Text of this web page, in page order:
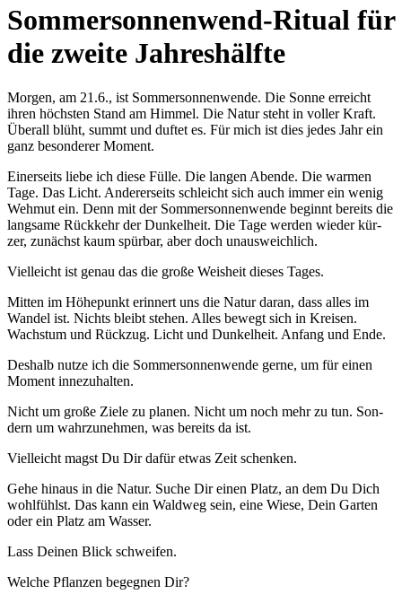
Sommersonnenwend-Ritual für
die zweite Jahreshälfte
Mor­gen, am 21.6., ist Som­mer­son­nen­wen­de. Die Son­ne erreicht
ihren höchs­ten Stand am Him­mel. Die Natur steht in vol­ler Kraft.
Über­all blüht, summt und duf­tet es. Für mich ist dies jedes Jahr ein
ganz beson­de­rer Moment.
Einer­seits lie­be ich die­se Fül­le. Die lan­gen Aben­de. Die war­men
Tage. Das Licht. Ande­rer­seits schleicht sich auch immer ein wenig
Weh­mut ein. Denn mit der Som­mer­son­nen­wen­de beginnt bereits die
lang­sa­me Rück­kehr der Dun­kel­heit. Die Tage wer­den wie­der kür­
zer, zunächst kaum spür­bar, aber doch unausweichlich.
Viel­leicht ist genau das die gro­ße Weis­heit die­ses Tages.
Mit­ten im Höhe­punkt erin­nert uns die Natur dar­an, dass alles im
Wan­del ist. Nichts bleibt ste­hen. Alles bewegt sich in Krei­sen.
Wachs­tum und Rück­zug. Licht und Dun­kel­heit. Anfang und Ende.
Des­halb nut­ze ich die Som­mer­son­nen­wen­de ger­ne, um für einen
Moment innezuhalten.
Nicht um gro­ße Zie­le zu pla­nen. Nicht um noch mehr zu tun. Son­
dern um wahr­zu­neh­men, was bereits da ist.
Viel­leicht magst Du Dir dafür etwas Zeit schenken.
Gehe hin­aus in die Natur. Suche Dir einen Platz, an dem Du Dich
wohl­fühlst. Das kann ein Wald­weg sein, eine Wie­se, Dein Gar­ten
oder ein Platz am Wasser.
Lass Dei­nen Blick schweifen.
Wel­che Pflan­zen begeg­nen Dir?